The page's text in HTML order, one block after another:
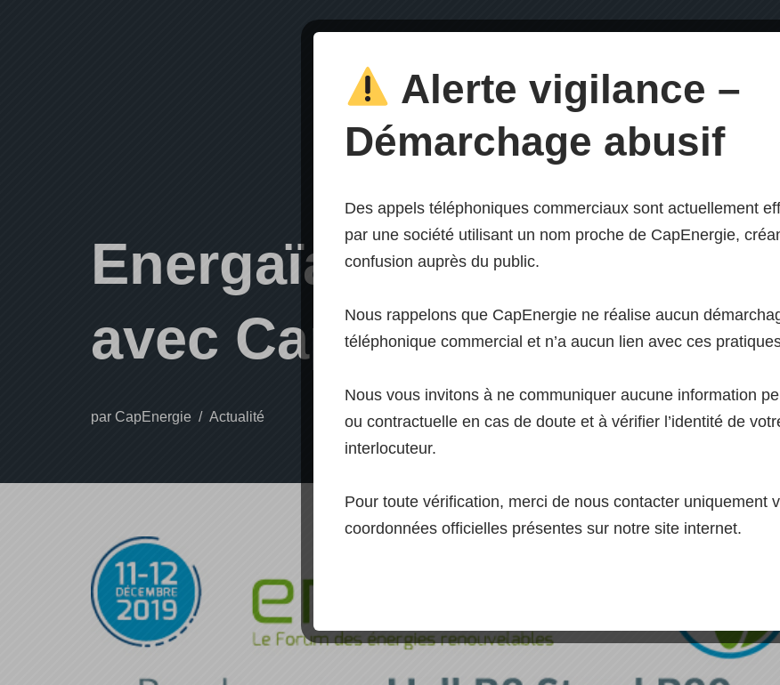
Energaïa 2019, votre
avec Capenergie !
par CapEnergie Actualité
Alerte vigilance –
Démarchage abusif
Des appels téléphoniques commerciaux sont actuellement
par une société utilisant un nom proche de CapEnergie,
confusion auprès du public.
Nous rappelons que CapEnergie ne réalise aucun
téléphonique commercial et n’a aucun lien avec ces
Nous vous invitons à ne communiquer aucune information
ou contractuelle en cas de doute et à vérifier l’identité de
interlocuteur.
Pour toute vérification, merci de nous contacter uniquement
coordonnées officielles présentes sur notre site internet.